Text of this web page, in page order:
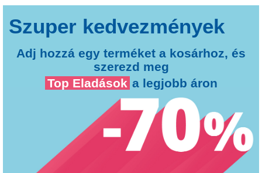
Adj hozzá egy terméket a kosárhoz, és
szerezd meg
Top Eladások a legjobb áron